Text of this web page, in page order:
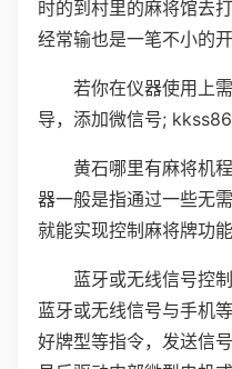
时的到村里的麻将馆去
经常输也是一笔不小的开
若你在仪器使用上
导，添加微信号;
黄石哪里有麻将机
器一般是指通过一些无
就能实现控制麻将牌功
蓝牙或无线信号控
蓝牙或无线信号与手机
好牌型等指令，发送信